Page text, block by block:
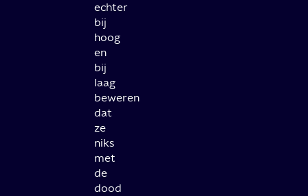
echter
bij
hoog
en
bij
laag
beweren
dat
ze
niks
met
de
dood